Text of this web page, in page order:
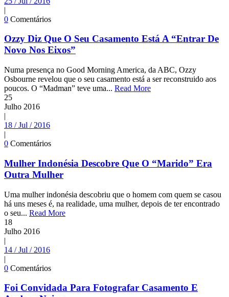
|
0 Comentários
Ozzy Diz Que O Seu Casamento Está A “Entrar De
Novo Nos Eixos”
Numa presença no Good Morning America, da ABC, Ozzy
Osbourne revelou que o seu casamento está a ser reconstruido aos
poucos. O “Madman” teve uma... Read More
25
Julho 2016
|
18 / Jul / 2016
|
0 Comentários
Mulher Indonésia Descobre Que O “Marido” Era
Outra Mulher
Uma mulher indonésia descobriu que o homem com quem se casou
há uns meses é, na realidade, uma mulher, depois de ter encontrado
o seu... Read More
18
Julho 2016
|
14 / Jul / 2016
|
0 Comentários
Foi Convidada Para Fotografar Casamento E